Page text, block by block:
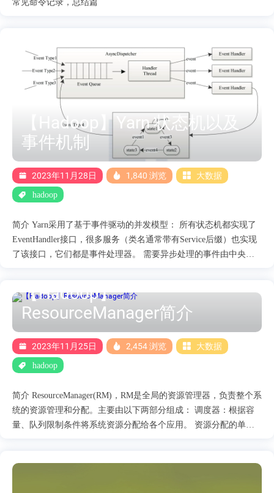
常见命令记录，总结篇
【Hadoop】Yarn 状态机以及
事件机制
2023年11月28日 1,840 浏览 大数据
hadoop
简介 Yarn采用了基于事件驱动的并发模型： 所有状态机都实现了
EventHandler接口，很多服务（类名通常带有Service后缀）也实现
了该接口，它们都是事件处理器。 需要异步处理的事件由中央异
处理事件，也会向中央异步调度器发送事件。 事件处理器定义 事
件处理器定义如下： @SuppressWarnings("rawtypes") @Public
@Evolving public interface EventHandler<T extends Event> { void
handle(T event); } 只有一个handler函数，如参是事件： 中央处理器
AsyncDispatcher AsyncDispatcher 实现了接口Dispatcher，Dispatcher
中定义了事件Dispatcher的接口。主要提供两个功能： 注册不同类
用来派发事件，等待异步执行真正的....
【Hadoop】
ResourceManager简介
2023年11月25日 2,454 浏览 大数据
hadoop
简介 ResourceManager(RM)，RM是全局的资源管理器，负责整个系
统的资源管理和分配。主要由以下两部分组成： 调度器：根据容
量、队列限制条件将系统资源分配给各个应用。 资源分配的单位
一个可插拔的组件，用户可以自己定制，也可以选择Fair或Capacity